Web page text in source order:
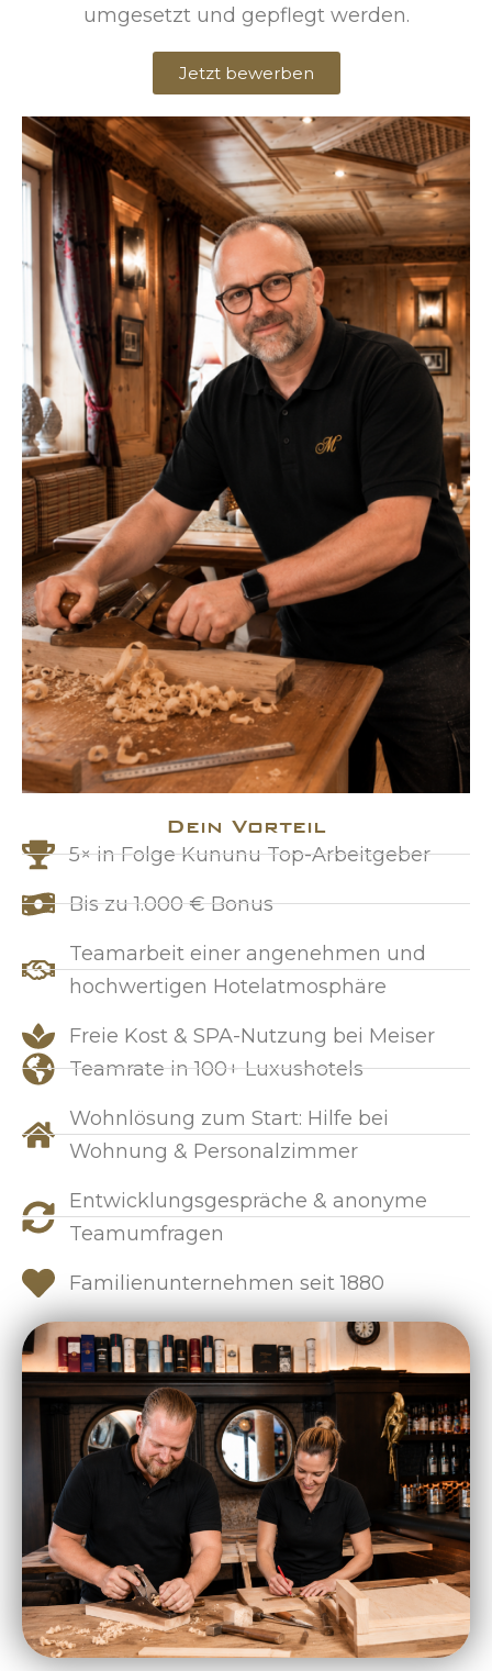
umgesetzt und gepflegt werden.
Jetzt bewerben
Dein Vorteil
5× in Folge Kununu Top-Arbeitgeber
Bis zu 1.000 € Bonus
Teamarbeit einer angenehmen und
hochwertigen Hotelatmosphäre
Freie Kost & SPA-Nutzung bei Meiser​
Teamrate in 100+ Luxushotels​
Wohnlösung zum Start: Hilfe bei
Wohnung & Personalzimmer
Entwicklungsgespräche & anonyme
Teamumfragen
Familienunternehmen seit 1880​